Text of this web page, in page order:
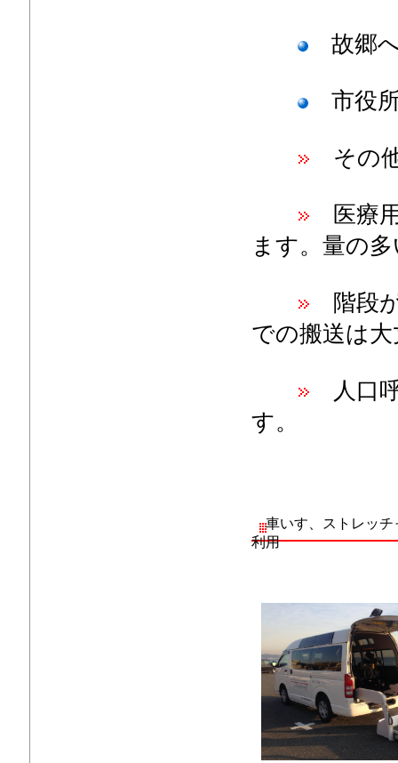
故郷
市役
その
医療
ます。量の
階段
での搬送は
人口
す。
車いす、ストレッチ
利用